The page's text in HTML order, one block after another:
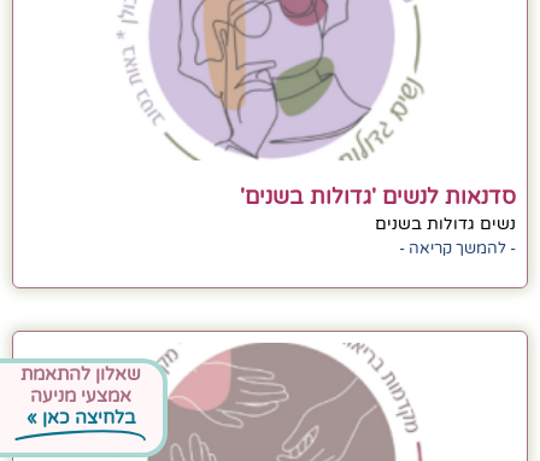
סדנאות לנשים 'גדולות בשנים'
נשים גדולות בשנים
- להמשך קריאה -
שאלון להתאמת
אמצעי מניעה
בלחיצה כאן »